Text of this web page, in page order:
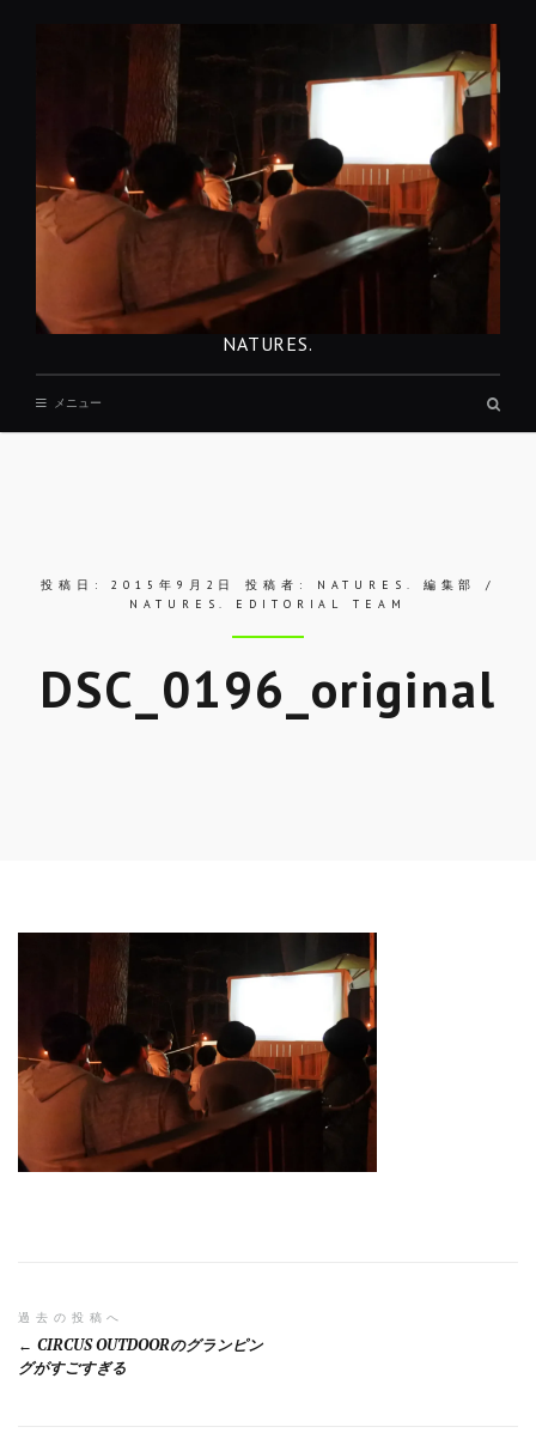
NATURES.
メニュー
投稿日:2015年9月2日 投稿者:
NATURES. 編集部 /
NATURES. EDITORIAL TEAM
DSC_0196_original
投
稿
過去の投稿へ
CIRCUS OUTDOORのグランピン
グがすごすぎる